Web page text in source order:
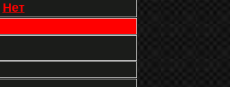
Нет